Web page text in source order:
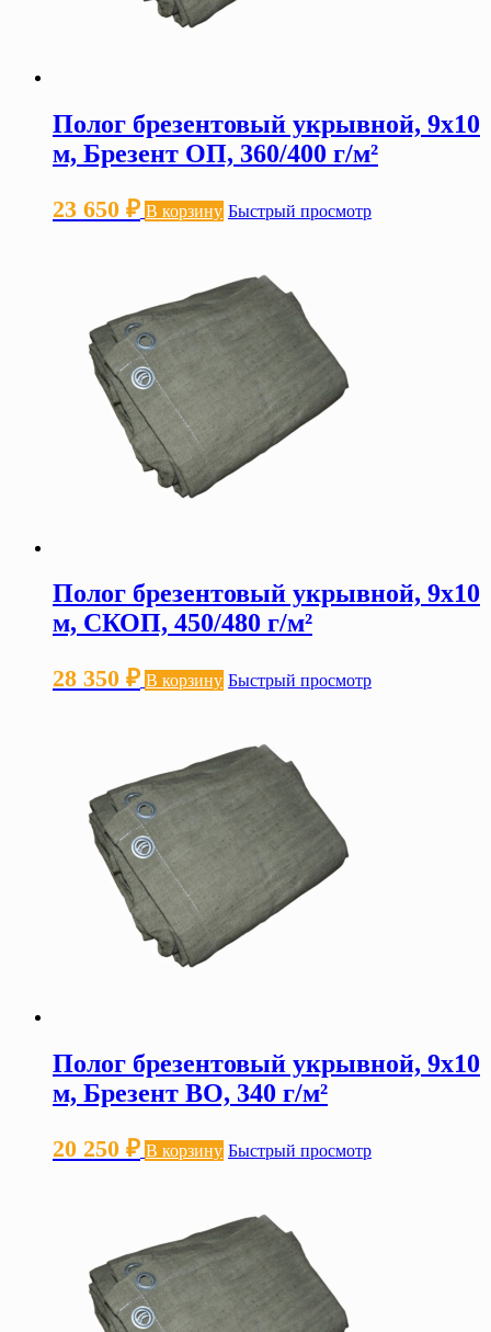
Полог брезентовый укрывной, 9х10
м, Брезент ОП, 360/400 г/м²
23 650 ₽ В корзину Быстрый просмотр
Полог брезентовый укрывной, 9х10
м, СКОП, 450/480 г/м²
28 350 ₽ В корзину Быстрый просмотр
Полог брезентовый укрывной, 9х10
м, Брезент ВО, 340 г/м²
20 250 ₽ В корзину Быстрый просмотр